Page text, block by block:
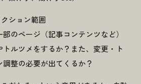
ション範囲
のページ（記事コンテンツなど）
ルツメをするか？また、変更・ト
整の必要が出てくるか？